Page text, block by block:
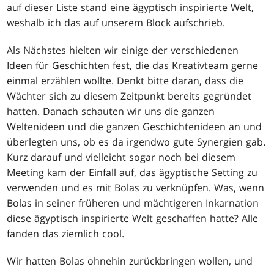
auf dieser Liste stand eine ägyptisch inspirierte Welt,
weshalb ich das auf unserem Block aufschrieb.
Als Nächstes hielten wir einige der verschiedenen
Ideen für Geschichten fest, die das Kreativteam gerne
einmal erzählen wollte. Denkt bitte daran, dass die
Wächter sich zu diesem Zeitpunkt bereits gegründet
hatten. Danach schauten wir uns die ganzen
Weltenideen und die ganzen Geschichtenideen an und
überlegten uns, ob es da irgendwo gute Synergien gab.
Kurz darauf und vielleicht sogar noch bei diesem
Meeting kam der Einfall auf, das ägyptische Setting zu
verwenden und es mit Bolas zu verknüpfen. Was, wenn
Bolas in seiner früheren und mächtigeren Inkarnation
diese ägyptisch inspirierte Welt geschaffen hatte? Alle
fanden das ziemlich cool.
Wir hatten Bolas ohnehin zurückbringen wollen, und